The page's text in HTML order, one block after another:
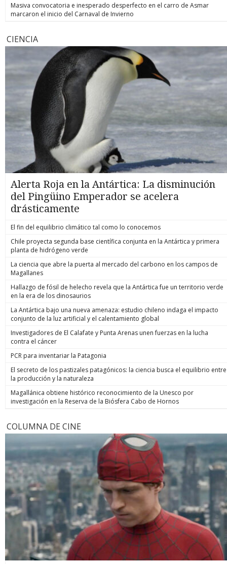
Masiva convocatoria e inesperado desperfecto en el carro de Asmar
marcaron el inicio del Carnaval de Invierno
CIENCIA
Alerta Roja en la Antártica: La disminución
del Pingüino Emperador se acelera
drásticamente
El fin del equilibrio climático tal como lo conocemos
Chile proyecta segunda base científica conjunta en la Antártica y primera
planta de hidrógeno verde
La ciencia que abre la puerta al mercado del carbono en los campos de
Magallanes
Hallazgo de fósil de helecho revela que la Antártica fue un territorio verde
en la era de los dinosaurios
La Antártica bajo una nueva amenaza: estudio chileno indaga el impacto
conjunto de la luz artificial y el calentamiento global
Investigadores de El Calafate y Punta Arenas unen fuerzas en la lucha
contra el cáncer
PCR para inventariar la Patagonia
El secreto de los pastizales patagónicos: la ciencia busca el equilibrio entre
la producción y la naturaleza
Magallánica obtiene histórico reconocimiento de la Unesco por
investigación en la Reserva de la Biósfera Cabo de Hornos
COLUMNA DE CINE